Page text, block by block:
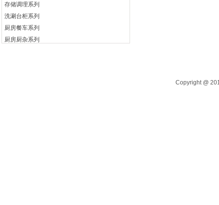
存储调理系列
洗涮台柜系列
厨房餐车系列
厨房厨杂系列
Copyright @